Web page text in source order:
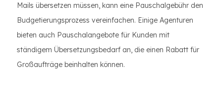
Mails übersetzen müssen, kann eine Pauschalgebühr den
Budgetierungsprozess vereinfachen. Einige Agenturen
bieten auch Pauschalangebote für Kunden mit
ständigem Übersetzungsbedarf an, die einen Rabatt für
Großaufträge beinhalten können.